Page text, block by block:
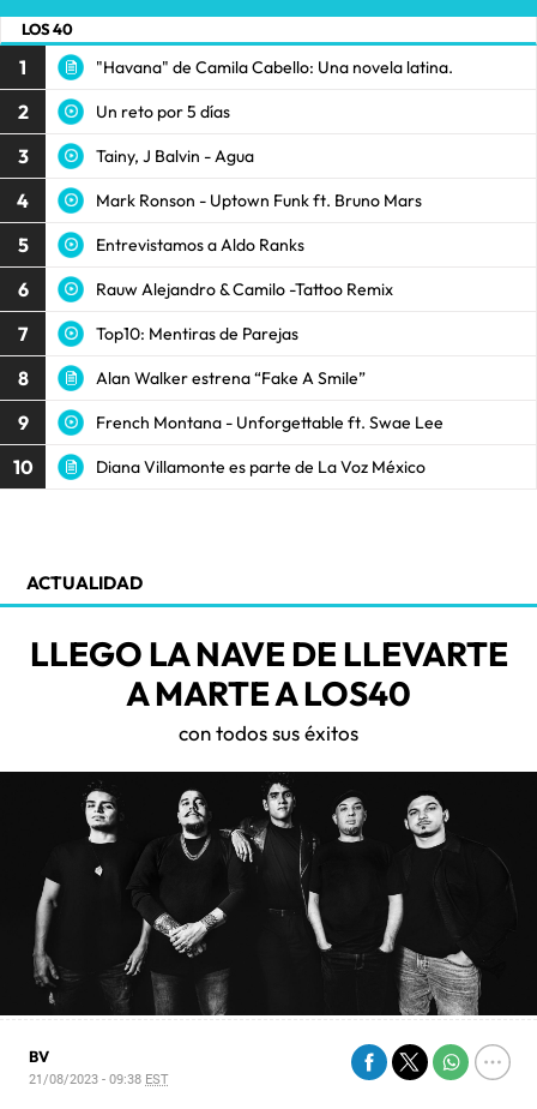
LOS 40
1 "Havana" de Camila Cabello: Una novela latina.
2 Un reto por 5 días
3 Tainy, J Balvin - Agua
4 Mark Ronson - Uptown Funk ft. Bruno Mars
5 Entrevistamos a Aldo Ranks
6 Rauw Alejandro & Camilo -Tattoo Remix
7 Top10: Mentiras de Parejas
8 Alan Walker estrena “Fake A Smile”
9 French Montana - Unforgettable ft. Swae Lee
10 Diana Villamonte es parte de La Voz México
ACTUALIDAD
LLEGO LA NAVE DE LLEVARTE
A MARTE A LOS40
con todos sus éxitos
BV
21/08/2023 - 09:38 EST